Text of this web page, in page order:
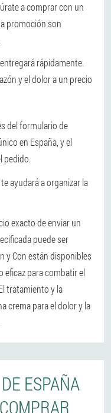
a comprar con un
promoción son
rápidamente.
y el dolor a un precio
del formulario de
en España, y el
pedido.
ayudará a organizar la
exacto de enviar un
puede ser
y Con están disponibles
para combatir el
tratamiento y la
crema para el dolor y la
ESPAÑA